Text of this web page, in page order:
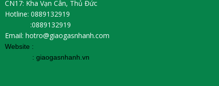
CN17: Kha Vạn Cân, Thủ Đức
Hotline: 0889132919
:0889132919
Email: hotro@giaogasnhanh.com
Website :
: giaogasnhanh.vn